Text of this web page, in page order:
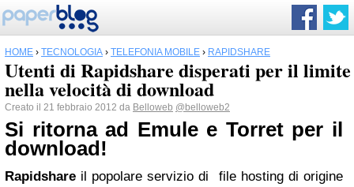
HOME › TECNOLOGIA › TELEFONIA MOBILE › RAPIDSHARE
Utenti di Rapidshare disperati per il limite
nella velocità di download
Creato il 21 febbraio 2012 da Belloweb @belloweb2
Si ritorna ad Emule e Torret per il
download!
Rapidshare il popolare servizio di file hosting di origine